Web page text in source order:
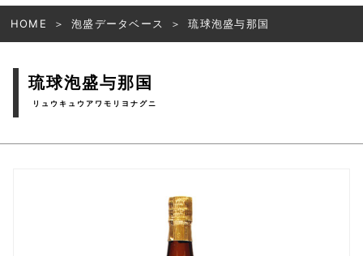
HOME 泡盛データベース 琉球泡盛与那国
琉球泡盛与那国
リュウキュウアワモリヨナグニ